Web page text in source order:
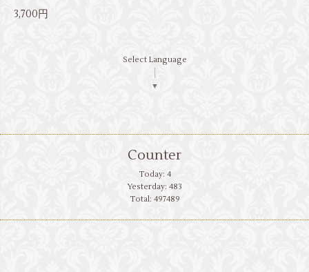
3,700円
Select Language
▼
Counter
Today: 4
Yesterday: 483
Total: 497489